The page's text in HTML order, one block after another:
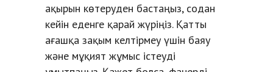
ақырын көтеруден бастаңыз, содан
кейін еденге қарай жүріңіз. Қатты
ағашқа зақым келтірмеу үшін баяу
және мұқият жұмыс істеуді